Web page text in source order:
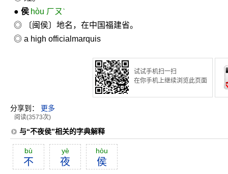
● 侯 hòu ㄏㄡˋ
◎ 〔闽侯〕地名，在中国福建省。
◎ a high official marquis
试试手机扫一扫
在你手机上继续浏览此页面
分享到： 更多
阅读(3573次)
与“不夜侯”相关的字典解释
bù
不
yè
夜
hòu
侯